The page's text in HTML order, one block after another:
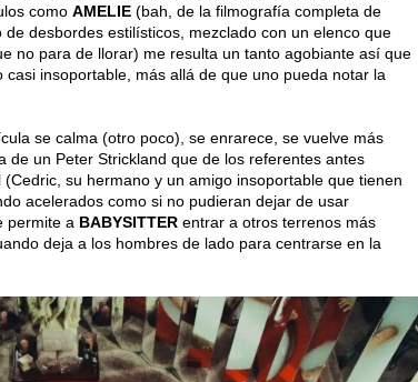
como AMELIE (bah, de la filmografía completa de
desbordes estilísticos, mezclado con un elenco que
no para de llorar) me resulta un tanto agobiante así que
insoportable, más allá de que uno pueda notar la
se calma (otro poco), se enrarece, se vuelve más
de un Peter Strickland que de los referentes antes
su hermano y un amigo insoportable que tienen
acelerados como si no pudieran dejar de usar
permite a BABYSITTER entrar a otros terrenos más
deja a los hombres de lado para centrarse en la